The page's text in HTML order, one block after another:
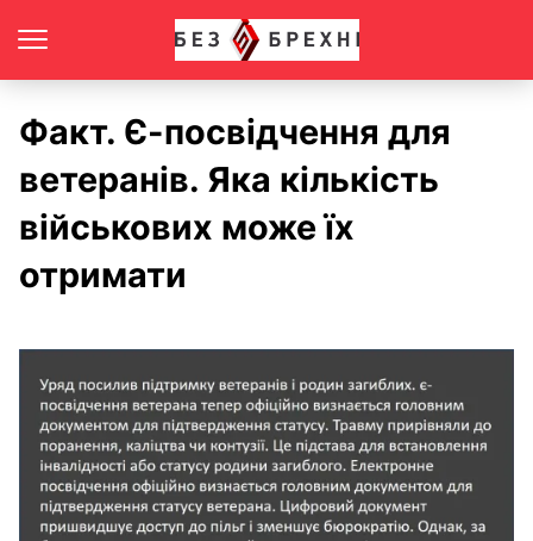
Факт. Є-посвідчення для
ветеранів. Яка кількість
військових може їх
отримати